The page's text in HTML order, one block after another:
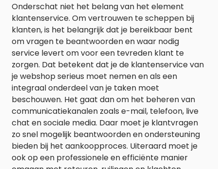
Onderschat niet het belang van het element
klantenservice. Om vertrouwen te scheppen bij
klanten, is het belangrijk dat je bereikbaar bent
om vragen te beantwoorden en waar nodig
service levert om voor een tevreden klant te
zorgen. Dat betekent dat je de klantenservice van
je webshop serieus moet nemen en als een
integraal onderdeel van je taken moet
beschouwen. Het gaat dan om het beheren van
communicatiekanalen zoals e-mail, telefoon, live
chat en sociale media. Daar moet je klantvragen
zo snel mogelijk beantwoorden en ondersteuning
bieden bij het aankoopproces. Uiteraard moet je
ook op een professionele en efficiënte manier